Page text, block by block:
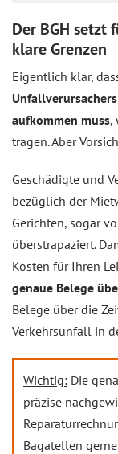
Der BGH setzt
klare Grenzen
Eigentlich klar,
aufkommen muss,
tragen. Aber
Geschädigte und
bezüglich der
Gerichten, sogar
überstrapaziert.
Kosten für Ihren
genaue Belege
Belege über die
Verkehrsunfall in
Wichtig: Die
präzise
Bagatellen